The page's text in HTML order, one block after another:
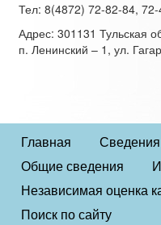
Тел: 8(4872) 72-82-84,
Адрес: 301131 Тульская
п. Ленинский – 1, ул.
Главная
Сведения
Общие сведения
Независимая оценка
Поиск по сайту